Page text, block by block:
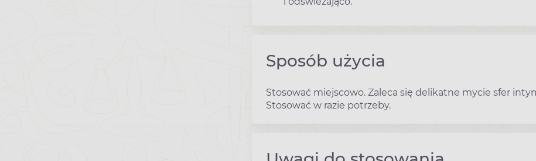
Sposób użycia
Stosować miejscowo. Zaleca się delikatne mycie sfer
Stosować w razie potrzeby.